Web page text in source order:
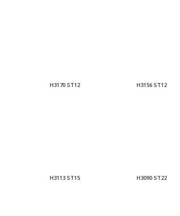
H3170 ST12 H3156 ST12
H3113 ST15 H3090 ST22